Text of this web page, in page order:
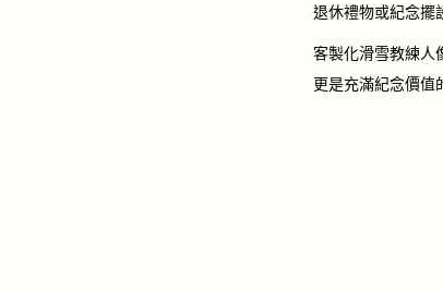
退休禮物或紀念擺
客製化滑雪教練人
更是充滿紀念價值